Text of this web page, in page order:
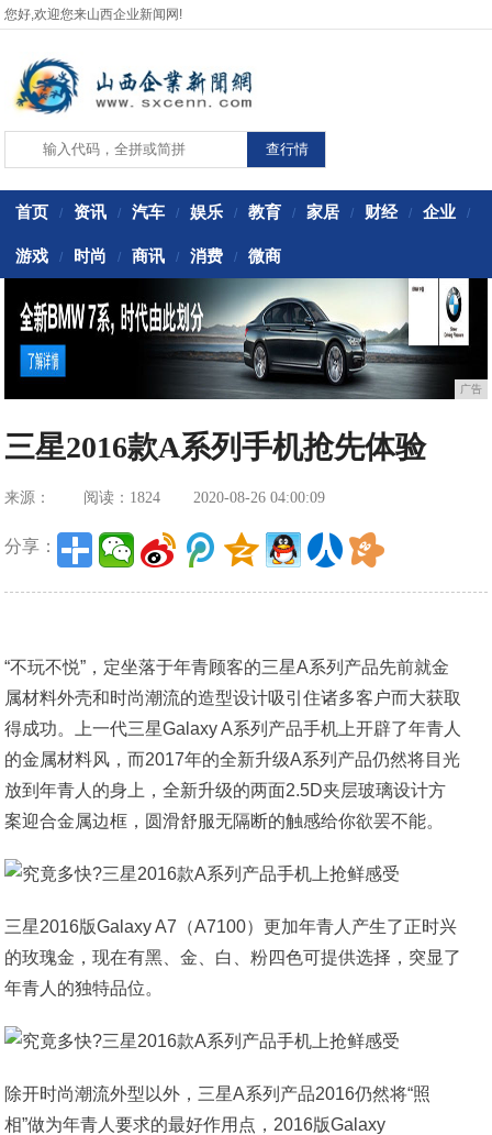
您好,欢迎您来山西企业新闻网!
首页 / 资讯 / 汽车 / 娱乐 / 教育 / 家居 / 财经 / 企业 /
游戏 / 时尚 / 商讯 / 消费 / 微商
广告
三星2016款A系列手机抢先体验
来源： 阅读：1824 2020-08-26 04:00:09
分享：
“不玩不悦”，定坐落于年青顾客的三星A系列产品先前就金
属材料外壳和时尚潮流的造型设计吸引住诸多客户而大获取
得成功。上一代三星Galaxy A系列产品手机上开辟了年青人
的金属材料风，而2017年的全新升级A系列产品仍然将目光
放到年青人的身上，全新升级的两面2.5D夹层玻璃设计方
案迎合金属边框，圆滑舒服无隔断的触感给你欲罢不能。
三星2016版Galaxy A7（A7100）更加年青人产生了正时兴
的玫瑰金，现在有黑、金、白、粉四色可提供选择，突显了
年青人的独特品位。
除开时尚潮流外型以外，三星A系列产品2016仍然将“照
相”做为年青人要求的最好作用点，2016版Galaxy